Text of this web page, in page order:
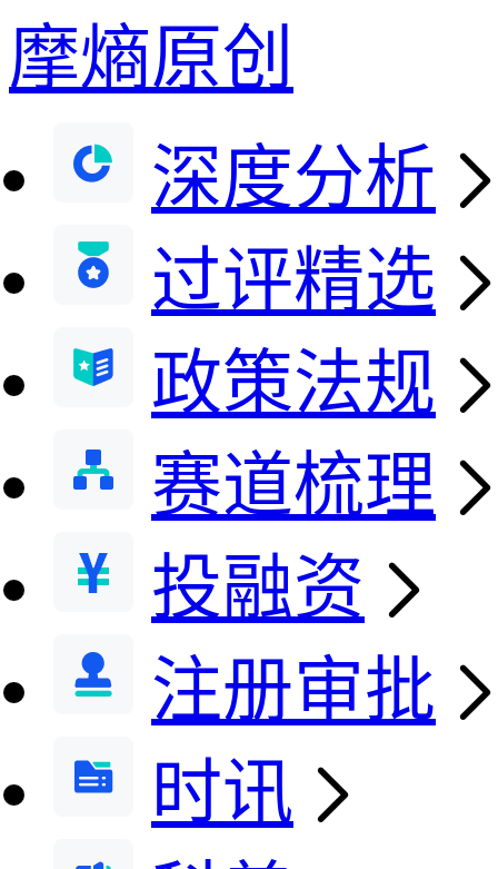
摩熵原创
深度分析
过评精选
政策法规
赛道梳理
投融资
注册审批
时讯